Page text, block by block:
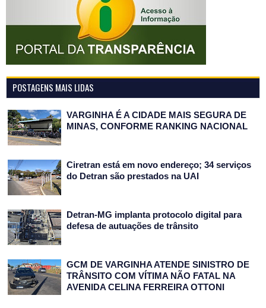
POSTAGENS MAIS LIDAS
VARGINHA É A CIDADE MAIS SEGURA DE
MINAS, CONFORME RANKING NACIONAL
Ciretran está em novo endereço; 34 serviços
do Detran são prestados na UAI
Detran-MG implanta protocolo digital para
defesa de autuações de trânsito
GCM DE VARGINHA ATENDE SINISTRO DE
TRÂNSITO COM VÍTIMA NÃO FATAL NA
AVENIDA CELINA FERREIRA OTTONI